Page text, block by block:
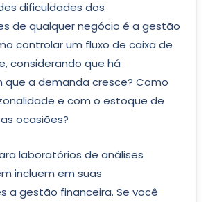
dificuldades dos
de qualquer negócio é a gestão
controlar um fluxo de caixa de
considerando que há
a demanda cresce? Como
e com o estoque de
ocasiões?
laboratórios de análises
incluem em suas
a gestão financeira. Se você